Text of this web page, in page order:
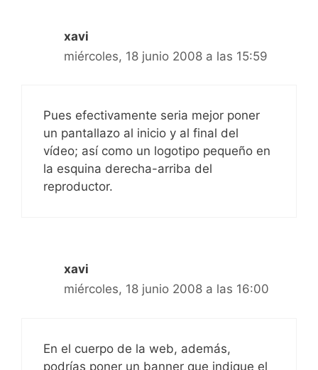
xavi
miércoles, 18 junio 2008 a las 15:59
Pues efectivamente seria mejor poner
un pantallazo al inicio y al final del
vídeo; así como un logotipo pequeño en
la esquina derecha-arriba del
reproductor.
xavi
miércoles, 18 junio 2008 a las 16:00
En el cuerpo de la web, además,
podrías poner un banner que indique el